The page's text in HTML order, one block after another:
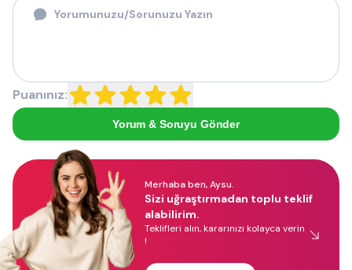
Puanınız:
Yorum & Soruyu Gönder
Merhaba ben, Aysu.
Sizi uğraştırmadan toplu teklif
alabilirim.
Teklifleri alın, kararınızı kolayca verin
!